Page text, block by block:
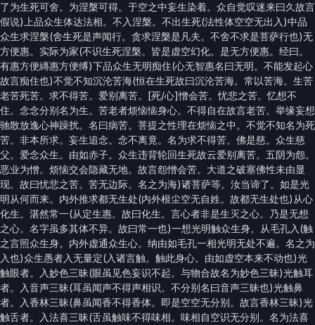
了为生死可舍。为涅槃可得。于空之中妄生染着。众自觉叹迷来曰久故言
假说)上品众生体达法相。不入涅槃。不出生死(法性体空空无出入)中品
众生求涅槃(舍生死是声闻行。贪求涅槃是凡夫。不舍不求是菩萨行也)无
方便惠。实际为家(不识生死涅槃。皆是虚空幻化。是无方便惠。经曰。
有惠方便縳惠方便缚)下品众生无明痴住(心无智惠名曰无明。不能发起心
故言痴住也)不觉不知沉沦苦海(恒在生死故曰沉沦苦海。常以苦海。生苦
老苦死苦。求不得苦。爱别离苦。[死/心]憎会苦。忧悲之苦。忆想不
住。念念分别名为生。苦老者烦恼恼身心。不得自在故言老苦。举缘妄想
驰散放逸心神躁扰。名曰病苦。菩提之性理在烦恼之中。不觉不知名为死
苦。非本所求。妄生追念。念不离竟。名为求不得苦。佛是慈。众生慈
父。爱念众生。由如赤子。众生违背轮回生死故云爱别离苦。五阴为怨。
恶业为憎。烦恼交会隐藏无地。故言怨憎会苦。大道之破塞佛性未由显
现。故曰忧悲之苦。苦无边际。名之为海)诸菩萨等。汝当谛了。如是光
明从何而来。内外推求都无生处(内外根尘空无自姓。故都无生处也)从心
化生。湛然常一(从定生惠。故曰化生。言心者非是生灭之心。乃是无想
之心。名字虽多其体不异。故曰常一也)一想光明触众生身。从毛孔入(触
之言照众生身。内外虚通众生心。纳由如毛孔一相光明无处不遍。名之为
入也)众生愚者入无量定(入诸言触。触此身心。由如虚空本来不动也)光
触眼者。入妙色三昧(眼虽见色妄识不起。与物合故名为妙色三昧)光触耳
者。入音声三昧(耳虽闻声不得声相识。不分别名曰音声三昧也)光触鼻
者。入香林三昧(鼻虽闻香不得香体。即是空空无分别。故言香林三昧)光
触舌者。入法喜三昧(舌虽触味不得味相。味相自空识无分别。名为法喜